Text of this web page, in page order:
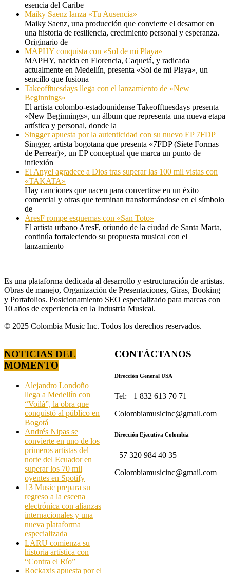
esencia del Caribe
Maiky Saenz lanza «Tu Ausencia»
Maiky Saenz, una producción que convierte el desamor en
una historia de resiliencia, crecimiento personal y esperanza.
Originario de
MAPHY conquista con «Sol de mi Playa»
MAPHY, nacida en Florencia, Caquetá, y radicada
actualmente en Medellín, presenta «Sol de mi Playa», un
sencillo que fusiona
Takeofftuesdays llega con el lanzamiento de «New
Beginnings»
El artista colombo-estadounidense Takeofftuesdays presenta
«New Beginnings», un álbum que representa una nueva etapa
artística y personal, donde la
Singger apuesta por la autenticidad con su nuevo EP 7FDP
Singger, artista bogotana que presenta «7FDP (Siete Formas
de Perrear)», un EP conceptual que marca un punto de
inflexión
El Anyel agradece a Dios tras superar las 100 mil vistas con
«TAKATA»
Hay canciones que nacen para convertirse en un éxito
comercial y otras que terminan transformándose en el símbolo
de
AresF rompe esquemas con «San Toto»
El artista urbano AresF, oriundo de la ciudad de Santa Marta,
continúa fortaleciendo su propuesta musical con el
lanzamiento
Es una plataforma dedicada al desarrollo y estructuración de artistas.
Obras de manejo, Organización de Presentaciones, Giras, Booking
y Portafolios. Posicionamiento SEO especializado para marcas con
10 años de experiencia en la Industria Musical.
© 2025 Colombia Music Inc. Todos los derechos reservados.
NOTICIAS DEL
MOMENTO
Alejandro Londoño
llega a Medellín con
“Voilà”, la obra que
conquistó al público en
Bogotá
Andrés Nipas se
convierte en uno de los
primeros artistas del
norte del Ecuador en
superar los 70 mil
oyentes en Spotify
13 Music prepara su
regreso a la escena
electrónica con alianzas
internacionales y una
nueva plataforma
especializada
LARU comienza su
historia artística con
“Contra el Río”
Rockaxis apuesta por el
CONTÁCTANOS
Dirección General USA
Tel: +1 832 613 70 71
Colombiamusicinc@gmail.com
Dirección Ejecutiva Colombia
+57 320 984 40 35
Colombiamusicinc@gmail.com